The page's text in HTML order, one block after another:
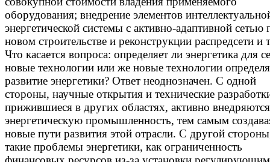
оборудования; внедрение элементов
энергетической системы с активно-адаптивной сетью
новом строительстве и реконструкции распредсети и
Что касается вопроса: определяет ли энергетика для
новые технологии или же новые технологии
развитие энергетики? Ответ неоднозначен. С одной
стороны, научные открытия и технические
прижившиеся в других областях, активно
энергетическую промышленность, тем самым
новые пути развития этой отрасли. С другой
такие проблемы энергетики, как ограниченность